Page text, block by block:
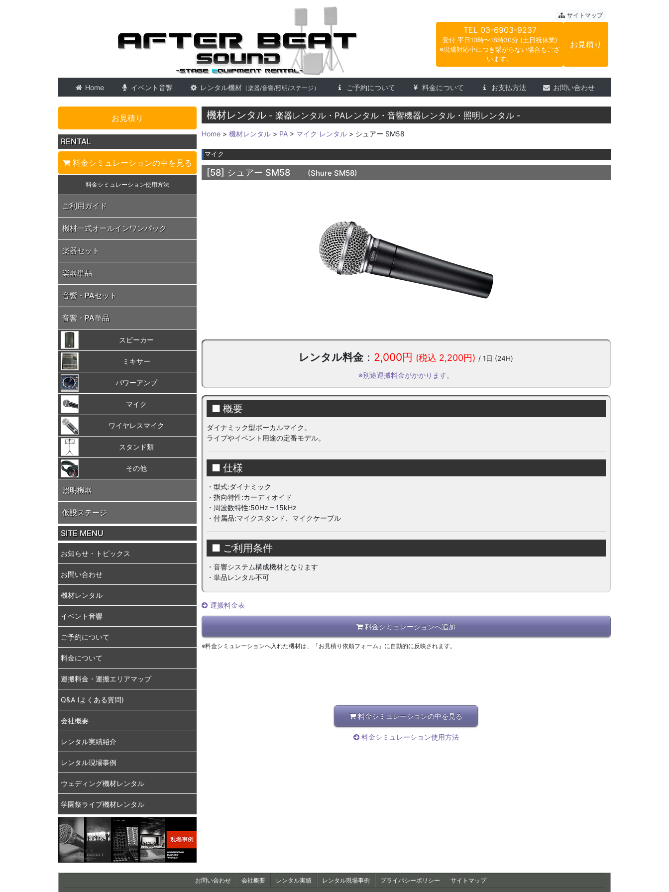
東京 音響会社・PA・楽器レンタル 株式会社アフタービートサウンド サイトマップ
TEL 03-6903-9237
受付 平日10時〜18時30分 (土日祝休業)
※現場対応中につき繋がらない場合もござ
います。
お見積り
Home イベント音響 レンタル機材（楽器/音響/照明/ステージ） ご予約について 料金について お支払方法 お問い合わせ
機材レンタル - 楽器レンタル・PAレンタル・音響機器レンタル・照明レンタル -
Home> 機材レンタル> PA> マイク レンタル> シュアー SM58
マイク
[58] シュアー SM58 (Shure SM58)
レンタル料金 ： 2,000円 (税込 2,200円) / 1日 (24H)
※別途運搬料金がかかります。
■ 概要
ダイナミック型ボーカルマイク。
ライブやイベント用途の定番モデル。
■ 仕様
・型式:ダイナミック
・指向特性:カーディオイド
・周波数特性:50Hz – 15kHz
・付属品:マイクスタンド、マイクケーブル
■ ご利用条件
・音響システム構成機材となります
・単品レンタル不可
運搬料金表
料金シミュレーションへ追加
※料金シミュレーションへ入れた機材は、「お見積り依頼フォーム」に自動的に反映されます。
料金シミュレーションの中を見る
料金シミュレーション使用方法
お見積り
RENTAL
料金シミュレーションの中を見る
料金シミュレーション使用方法
ご利用ガイド
機材一式オールインワンパック
楽器セット
楽器単品
音響・PAセット
音響・PA単品
スピーカー
ミキサー
パワーアンプ
マイク
ワイヤレスマイク
スタンド類
その他
照明機器
仮設ステージ
SITE MENU
お知らせ・トピックス
お問い合わせ
機材レンタル
イベント音響
ご予約について
料金について
運搬料金・運搬エリアマップ
Q&A (よくある質問)
会社概要
レンタル実績紹介
レンタル現場事例
ウェディング機材レンタル
学園祭ライブ機材レンタル
お問い合わせ 会社概要 レンタル実績 レンタル現場事例 プライバシーポリシー サイトマップ